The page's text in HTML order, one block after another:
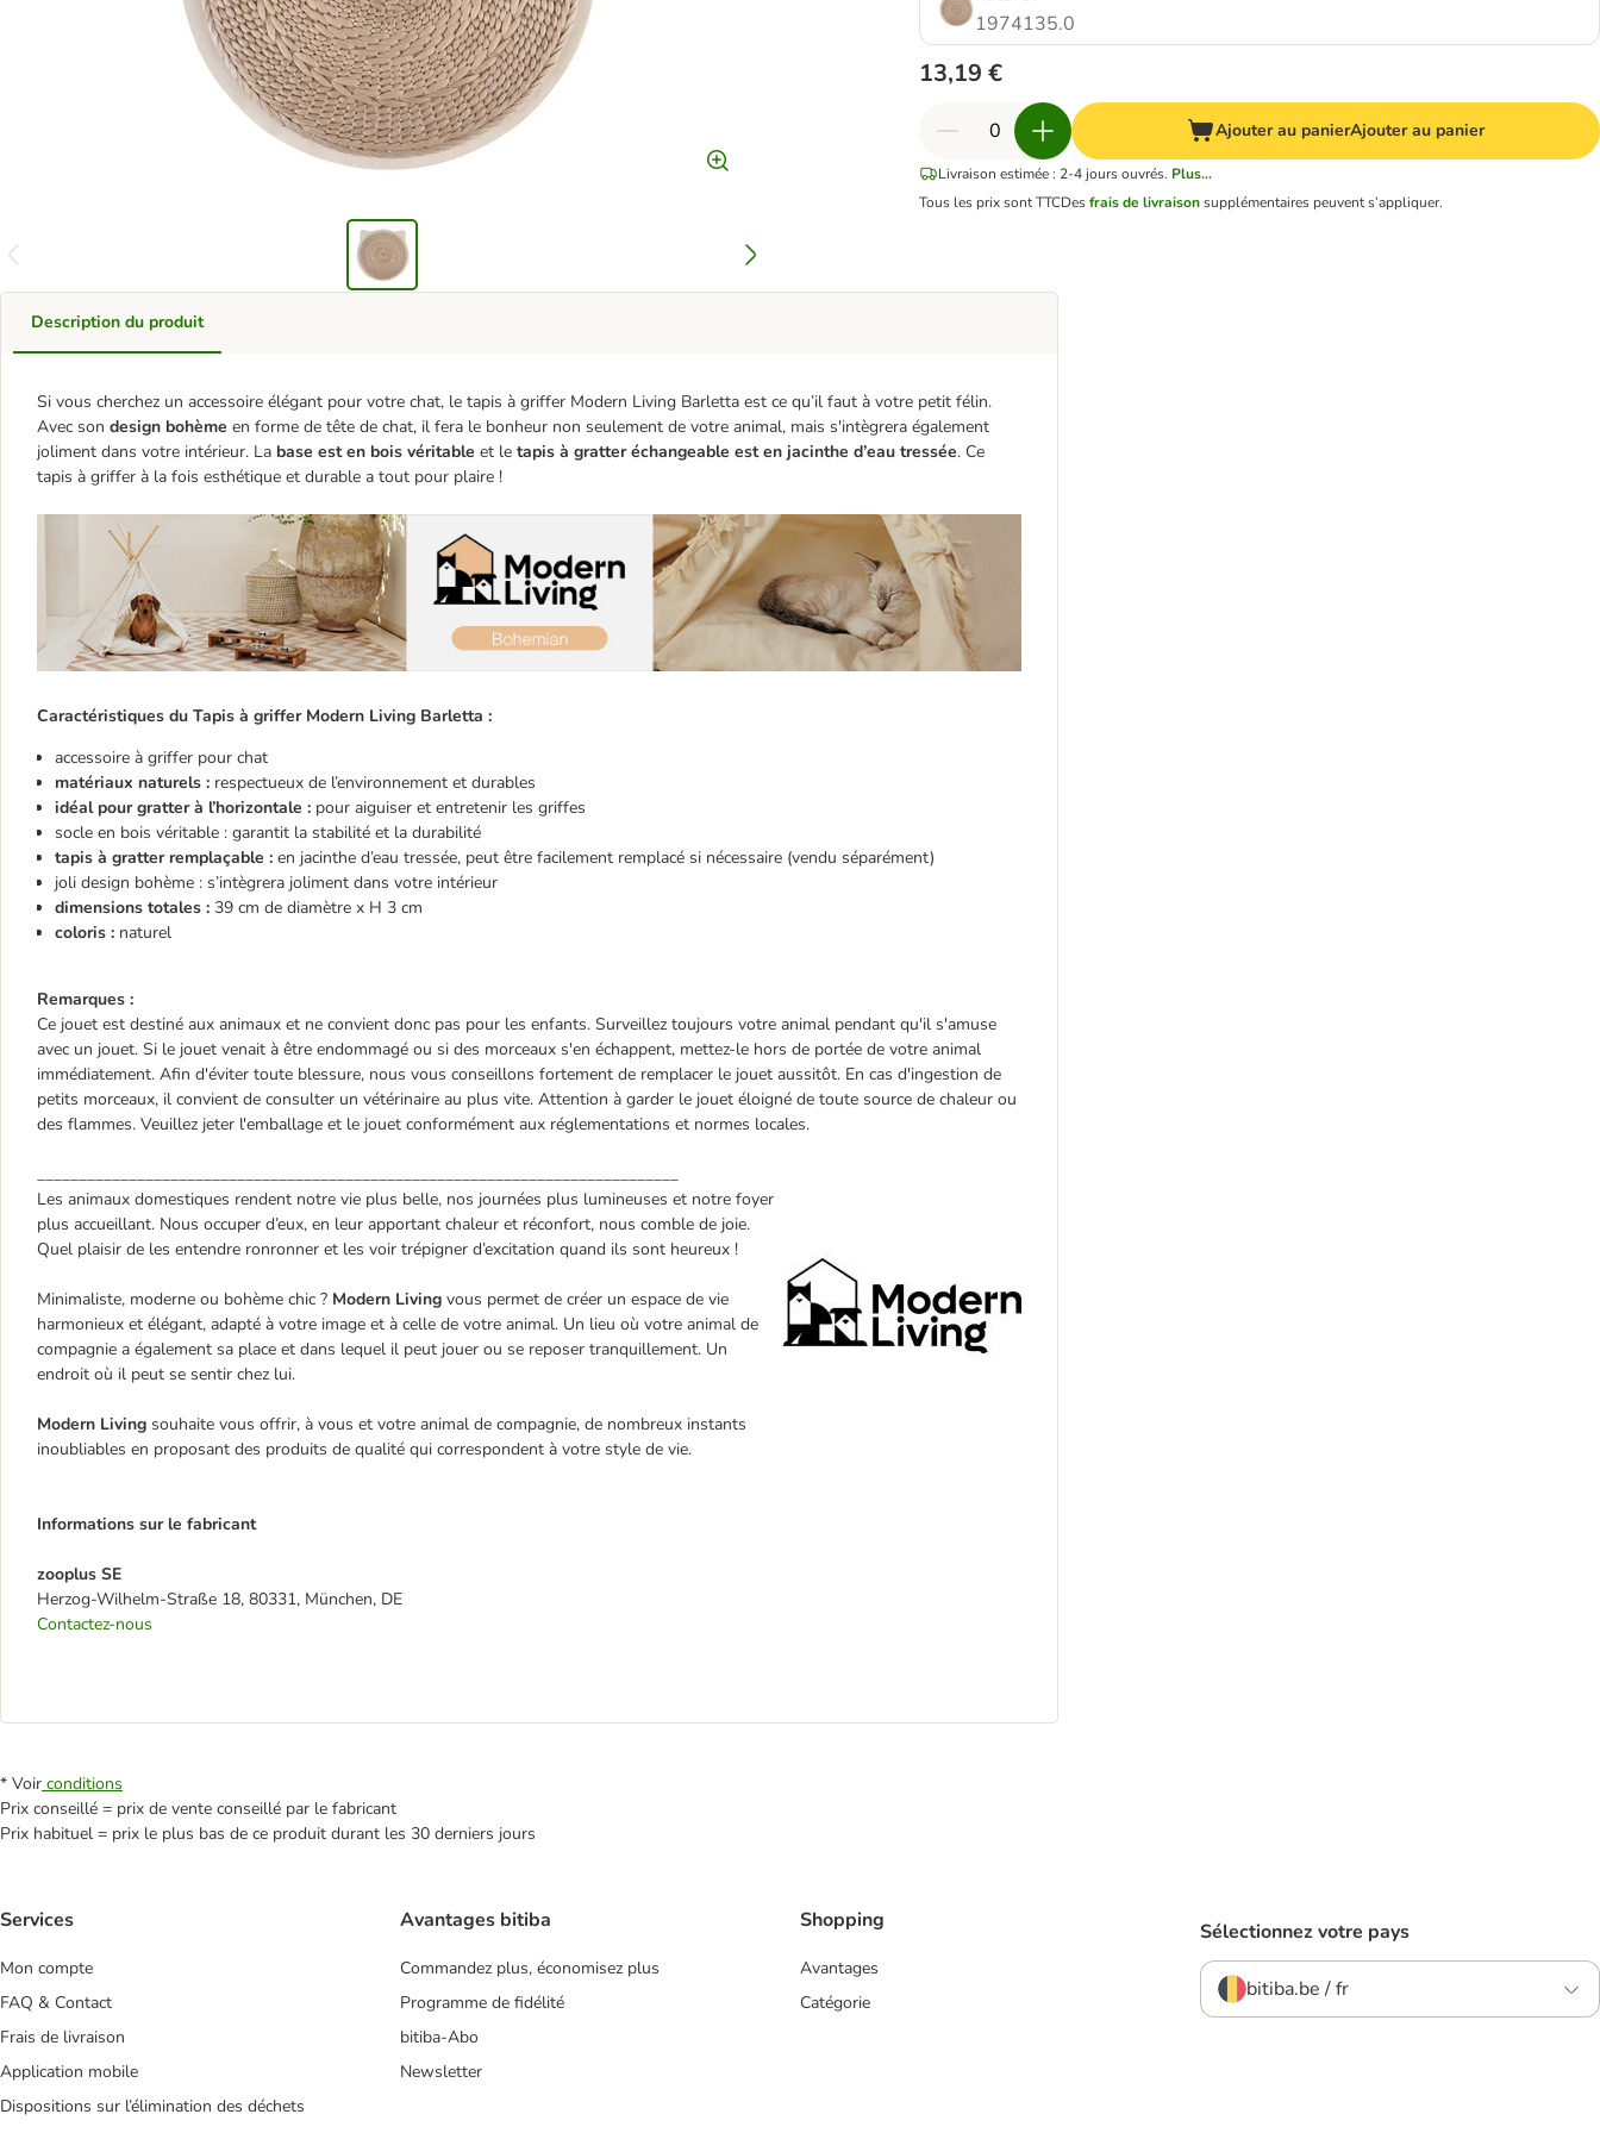
1974135.0
13,19 €
Ajouter au panierAjouter au panier
Livraison estimée : 2-4 jours ouvrés. Plus...
Tous les prix sont TTCDesfrais de livraisonsupplémentaires peuvent s’appliquer.
Description du produit
Si vous cherchez un accessoire élégant pour votre chat, le tapis à griffer Modern Living Barletta est ce qu’il faut à votre petit félin.
Avec son design bohème en forme de tête de chat, il fera le bonheur non seulement de votre animal, mais s'intègrera également
joliment dans votre intérieur. La base est en bois véritable et le tapis à gratter échangeable est en jacinthe d’eau tressée. Ce
tapis à griffer à la fois esthétique et durable a tout pour plaire !
Caractéristiques du Tapis à griffer Modern Living Barletta :
accessoire à griffer pour chat
matériaux naturels : respectueux de l’environnement et durables
idéal pour gratter à l’horizontale : pour aiguiser et entretenir les griffes
socle en bois véritable : garantit la stabilité et la durabilité
tapis à gratter remplaçable : en jacinthe d’eau tressée, peut être facilement remplacé si nécessaire (vendu séparément)
joli design bohème : s’intègrera joliment dans votre intérieur
dimensions totales : 39 cm de diamètre x H 3 cm
coloris : naturel
Remarques :
Ce jouet est destiné aux animaux et ne convient donc pas pour les enfants. Surveillez toujours votre animal pendant qu'il s'amuse
avec un jouet. Si le jouet venait à être endommagé ou si des morceaux s'en échappent, mettez-le hors de portée de votre animal
immédiatement. Afin d'éviter toute blessure, nous vous conseillons fortement de remplacer le jouet aussitôt. En cas d'ingestion de
petits morceaux, il convient de consulter un vétérinaire au plus vite. Attention à garder le jouet éloigné de toute source de chaleur ou
des flammes. Veuillez jeter l'emballage et le jouet conformément aux réglementations et normes locales.
_____________________________________________________________________________
Les animaux domestiques rendent notre vie plus belle, nos journées plus lumineuses et notre foyer
plus accueillant. Nous occuper d’eux, en leur apportant chaleur et réconfort, nous comble de joie.
Quel plaisir de les entendre ronronner et les voir trépigner d’excitation quand ils sont heureux !
Minimaliste, moderne ou bohème chic ? Modern Living vous permet de créer un espace de vie
harmonieux et élégant, adapté à votre image et à celle de votre animal. Un lieu où votre animal de
compagnie a également sa place et dans lequel il peut jouer ou se reposer tranquillement. Un
endroit où il peut se sentir chez lui.
Modern Living souhaite vous offrir, à vous et votre animal de compagnie, de nombreux instants
inoubliables en proposant des produits de qualité qui correspondent à votre style de vie.
Informations sur le fabricant
zooplus SE
Herzog-Wilhelm-Straße 18, 80331, München, DE
Contactez-nous
* Voir conditions
Prix conseillé = prix de vente conseillé par le fabricant
Prix habituel = prix le plus bas de ce produit durant les 30 derniers jours
Services
Mon compte
FAQ & Contact
Frais de livraison
Application mobile
Dispositions sur l’élimination des déchets
Avantages bitiba
Commandez plus, économisez plus
Programme de fidélité
bitiba-Abo
Newsletter
Shopping
Avantages
Catégorie
Sélectionnez votre pays
bitiba.be / fr